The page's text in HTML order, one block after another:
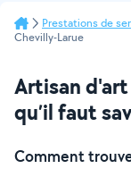
Prestations de
Chevilly-Larue
Artisan
qu’il faut
Comment